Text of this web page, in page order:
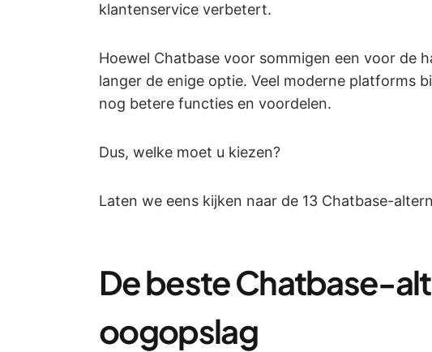
klantenservice verbetert.
Hoewel Chatbase voor sommigen een voor de
langer de enige optie. Veel moderne platforms
nog betere functies en voordelen.
Dus, welke moet u kiezen?
Laten we eens kijken naar de 13 Chatbase-
De beste Chatbase-
oogopslag